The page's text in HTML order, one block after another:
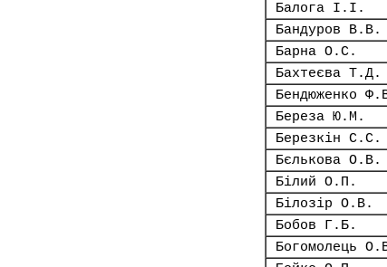
Балога І.І.
Бандуров В.В.
Барна О.С.
Бахтеєва Т.Д.
Бендюженко
Береза Ю.М.
Березкін С.С.
Бєлькова О.В.
Білий О.П.
Білозір О.В.
Бобов Г.Б.
Богомолець